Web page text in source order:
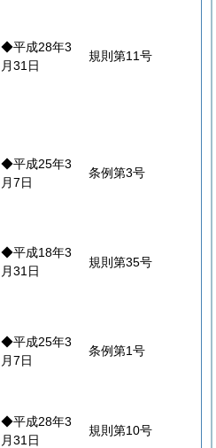
◆平成28年3
月31日
規則第11号
◆平成25年3
月7日
条例第3号
◆平成18年3
月31日
規則第35号
◆平成25年3
月7日
条例第1号
◆平成28年3
月31日
規則第10号